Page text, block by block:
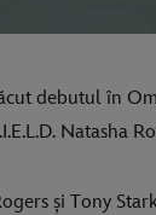
debutul în
Natasha
și Tony